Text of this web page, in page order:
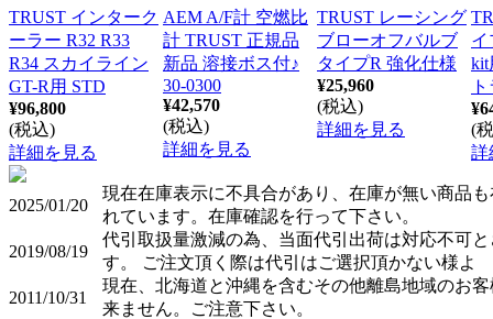
TRUST インターク
ーラー R32 R33
R34 スカイライン
GT-R用 STD
¥96,800
(税込)
詳細を見る
AEM A/F計 空燃比
計 TRUST 正規品
新品 溶接ボス付♪
30-0300
¥42,570
(税込)
詳細を見る
TRUST レーシング
ブローオフバルブ
タイプR 強化仕様
¥25,960
(税込)
詳細を見る
イ
kit
(
詳
2025/01/20
現在在庫表示に不具合があり、在庫が無い商品
れています。在庫確認を行って下さい。
2019/08/19
代引取扱量激減の為、当面代引出荷は対応不可
す。 ご注文頂く際は代引はご選択頂かない様よ
2011/10/31
現在、北海道と沖縄を含むその他離島地域のお
来ません。ご注意下さい。